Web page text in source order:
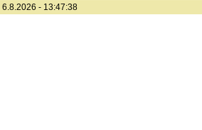
6.8.2026 - 13:47:38